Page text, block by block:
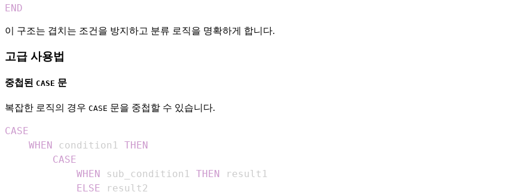
END
이 구조는 겹치는 조건을 방지하고 분류 로직을 명확하게 합니다.
고급 사용법
중첩된 CASE 문
복잡한 로직의 경우 CASE 문을 중첩할 수 있습니다.
CASE
WHEN condition1 THEN
CASE
WHEN sub_condition1 THEN
ELSE